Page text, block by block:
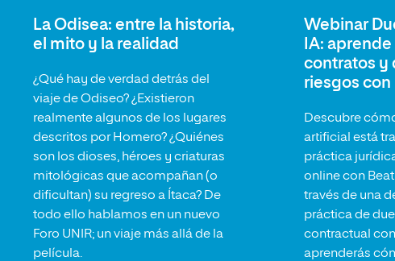
La Odisea: entre la historia,
el mito y la realidad
¿Qué hay de verdad detrás del
viaje de Odiseo? ¿Existieron
realmente algunos de los lugares
descritos por Homero? ¿Quiénes
son los dioses, héroes y criaturas
mitológicas que acompañan (o
dificultan) su regreso a Ítaca? De
todo ello hablamos en un nuevo
Foro UNIR; un viaje más allá de la
película.
Webinar
IA:
contratos y
riesgos con
Descubre
artificial está
práctica
online con
través de una
práctica de
contractual
aprenderás